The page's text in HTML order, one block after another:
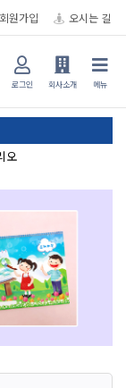
회원가입 오시는 길
로그인 회사소개 메뉴
오